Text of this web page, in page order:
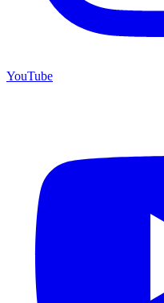
YouTube